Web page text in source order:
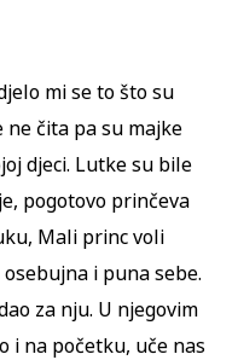
mi se to što su
ne čita pa su majke
djeci. Lutke su bile
pogotovo prinčeva
Mali princ voli
i puna sebe.
za nju. U njegovim
i na početku, uče nas